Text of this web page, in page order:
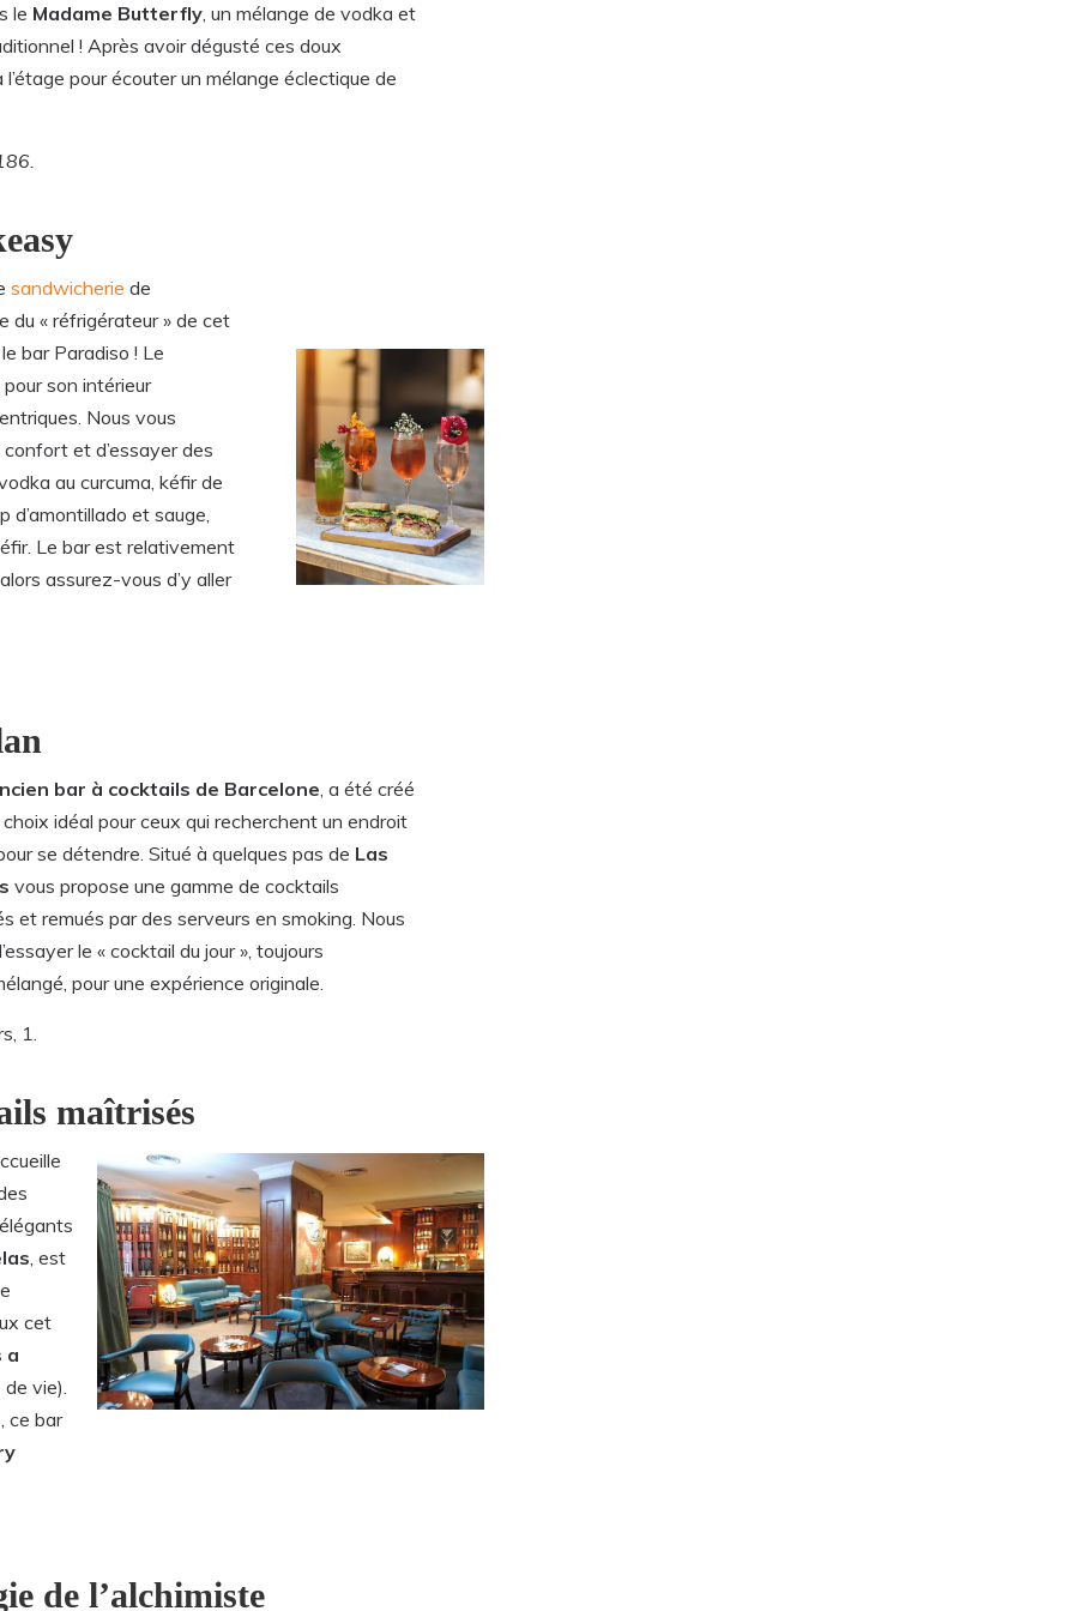
le Madame Butterfly, un mélange de vodka et
! Après avoir dégusté ces doux
pour écouter un mélange éclectique de
sandwicherie de
du « réfrigérateur » de cet
bar Paradiso ! Le
son intérieur
Nous vous
et d’essayer des
au curcuma, kéfir de
d’amontillado et sauge,
Le bar est relativement
assurez-vous d’y aller
bar à cocktails de Barcelone, a été créé
idéal pour ceux qui recherchent un endroit
se détendre. Situé à quelques pas de Las
vous propose une gamme de cocktails
et remués par des serveurs en smoking. Nous
le « cocktail du jour », toujours
pour une expérience originale.
1.
maîtrisés
, est
cet
a
vie).
ce bar
de l’alchimiste